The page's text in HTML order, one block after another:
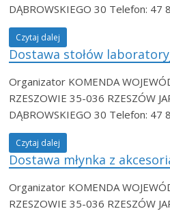
DĄBROWSKIEGO 30 Telefon: 47
Czytaj dalej
Dostawa stołów
Organizator KOMENDA
RZESZOWIE 35-036 RZESZÓW
DĄBROWSKIEGO 30 Telefon: 47
Czytaj dalej
Dostawa młynka z
Organizator KOMENDA
RZESZOWIE 35-036 RZESZÓW